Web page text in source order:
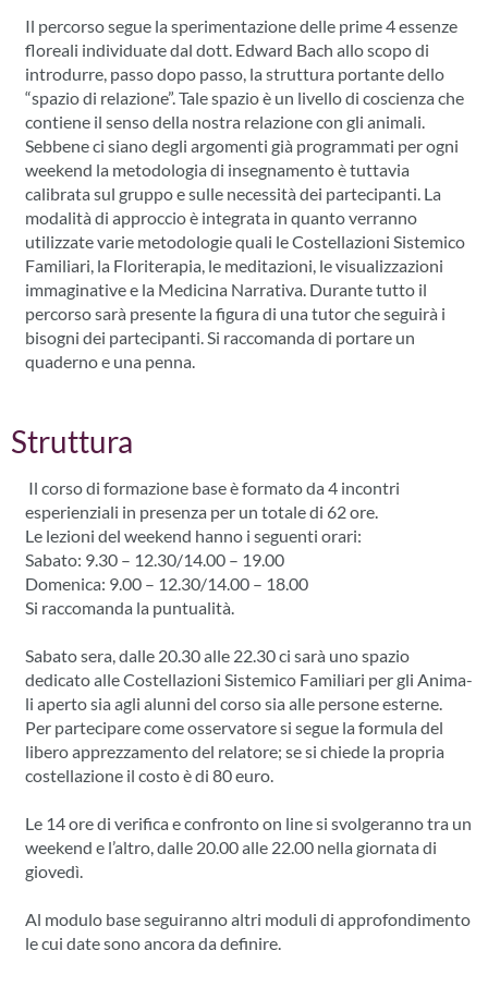
Il percorso segue la sperimentazione delle prime 4 essenze
floreali individuate dal dott. Edward Bach allo scopo di
introdurre, passo dopo passo, la struttura portante dello
“spazio di relazione”. Tale spazio è un livello di coscienza che
contiene il senso della nostra relazione con gli animali.
Sebbene ci siano degli argomenti già programmati per ogni
weekend la metodologia di insegnamento è tuttavia
calibrata sul gruppo e sulle necessità dei partecipanti. La
modalità di approccio è integrata in quanto verranno
utilizzate varie metodologie quali le Costellazioni Sistemico
Familiari, la Floriterapia, le meditazioni, le visualizzazioni
immaginative e la Medicina Narrativa. Durante tutto il
percorso sarà presente la figura di una tutor che seguirà i
bisogni dei partecipanti. Si raccomanda di portare un
quaderno e una penna.
Struttura
Il corso di formazione base è formato da 4 incontri
esperienziali in presenza per un totale di 62 ore.
Le lezioni del weekend hanno i seguenti orari:
Sabato: 9.30 – 12.30/14.00 – 19.00
Domenica: 9.00 – 12.30/14.00 – 18.00
Si raccomanda la puntualità.
Sabato sera, dalle 20.30 alle 22.30 ci sarà uno spazio
dedicato alle Costellazioni Sistemico Familiari per gli Anima-
li aperto sia agli alunni del corso sia alle persone esterne.
Per partecipare come osservatore si segue la formula del
libero apprezzamento del relatore; se si chiede la propria
costellazione il costo è di 80 euro.
Le 14 ore di verifica e confronto on line si svolgeranno tra un
weekend e l’altro, dalle 20.00 alle 22.00 nella giornata di
giovedì.
Al modulo base seguiranno altri moduli di approfondimento
le cui date sono ancora da definire.